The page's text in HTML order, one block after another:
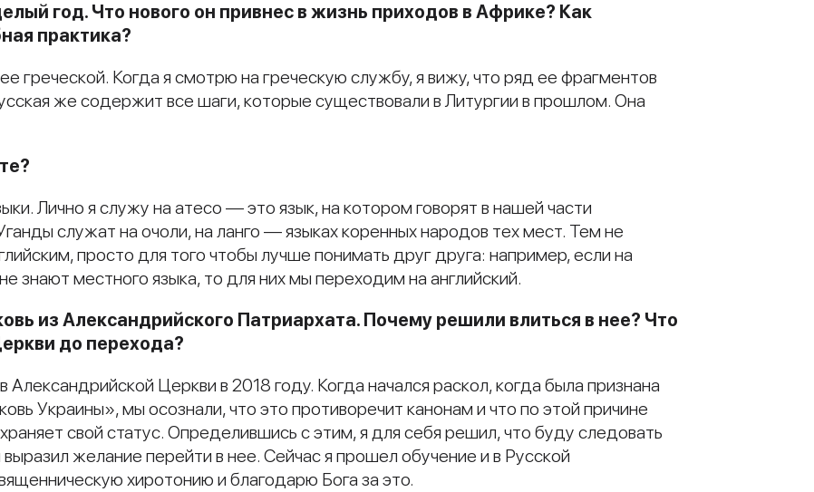
год. Что нового он привнес в жизнь приходов в Африке? Как
практика?
греческой. Когда я смотрю на греческую службу, я вижу, что ряд ее фрагментов
же содержит все шаги, которые существовали в Литургии в прошлом. Она
Лично я служу на атесо — это язык, на котором говорят в нашей части
служат на очоли, на ланго — языках коренных народов тех мест. Тем не
просто для того чтобы лучше понимать друг друга: например, если на
знают местного языка, то для них мы переходим на английский.
из Александрийского Патриархата. Почему решили влиться в нее? Что
до перехода?
Церкви в 2018 году. Когда начался раскол, когда была признана
Украины», мы осознали, что это противоречит канонам и что по этой причине
свой статус. Определившись с этим, я для себя решил, что буду следовать
желание перейти в нее. Сейчас я прошел обучение и в Русской
хиротонию и благодарю Бога за это.